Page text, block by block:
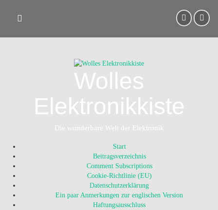
content
Wolles
Elektronikkiste
Die wunderbare Welt der Elektronik
Start
Beitragsverzeichnis
Comment Subscriptions
Cookie-Richtlinie (EU)
Datenschutzerklärung
Ein paar Anmerkungen zur englischen Version
Haftungsausschluss